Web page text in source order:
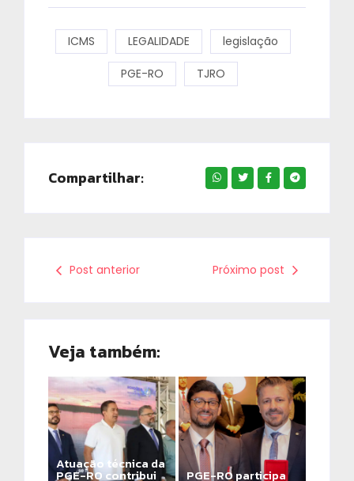
ICMS LEGALIDADE legislação
PGE-RO TJRO
Compartilhar:
Post anterior Próximo post
Veja também:
Atuação técnica da
PGE-RO contribui PGE-RO participa